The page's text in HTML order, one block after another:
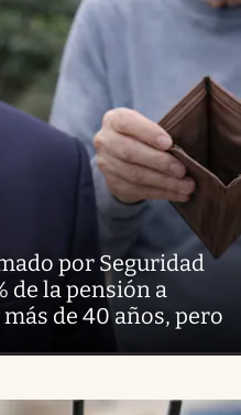
por Seguridad
de la pensión a
de 40 años, pero